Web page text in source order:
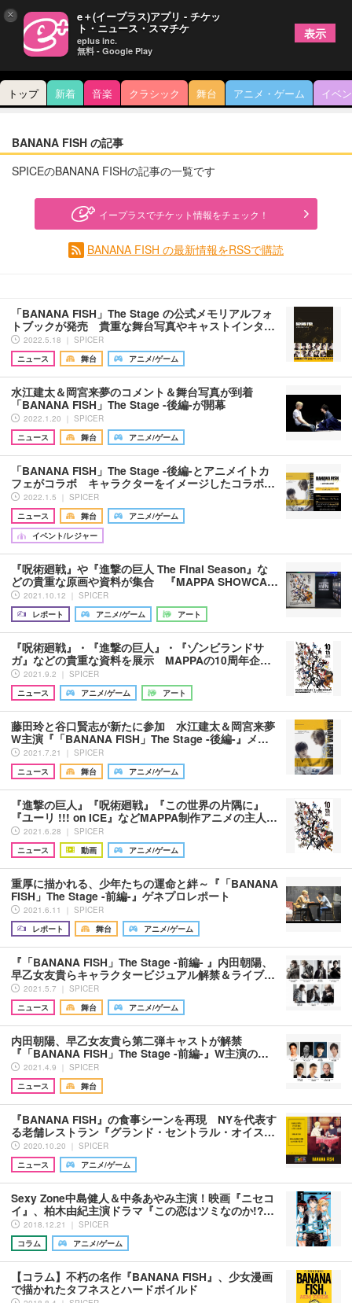
トップ 新着 音楽 クラシック 舞台 アニメ・ゲーム イベ
BANANA FISH の記事
SPICEのBANANA FISHの記事の一覧です
イープラスでチケット情報をチェック！
BANANA FISH の最新情報をRSSで購読
「BANANA FISH」The Stage の公式メモリアルフォ
トブックが発売 貴重な舞台写真やキャストインタ…
2022.5.18 ｜ SPICER
ニュース
舞台 アニメ/ゲーム
水江建太＆岡宮来夢のコメント＆舞台写真が到着
「BANANA FISH」The Stage -後編-が開幕
2022.1.20 ｜ SPICER
ニュース
舞台 アニメ/ゲーム
「BANANA FISH」The Stage -後編-とアニメイトカ
フェがコラボ キャラクターをイメージしたコラボ…
2022.1.5 ｜ SPICER
ニュース
舞台
アニメ/ゲーム
イベント/レジャー
『呪術廻戦』や『進撃の巨人 The Final Season』な
どの貴重な原画や資料が集合 『MAPPA SHOWCA…
2021.10.12 ｜ SPICER
レポート
アニメ/ゲーム アート
『呪術廻戦』・『進撃の巨人』・『ゾンビランドサ
ガ』などの貴重な資料を展示 MAPPAの10周年企…
2021.9.2 ｜ SPICER
ニュース
アニメ/ゲーム アート
藤田玲と谷口賢志が新たに参加 水江建太＆岡宮来夢
W主演『「BANANA FISH」The Stage -後編-』メ…
2021.7.21 ｜ SPICER
ニュース
舞台 アニメ/ゲーム
『進撃の巨人』『呪術廻戦』『この世界の片隅に』
『ユーリ !!! on ICE』などMAPPA制作アニメの主人…
2021.6.28 ｜ SPICER
ニュース
動画 アニメ/ゲーム
重厚に描かれる、少年たちの運命と絆～『「BANANA
FISH」The Stage -前編-』ゲネプロレポート
2021.6.11 ｜ SPICER
レポート
舞台 アニメ/ゲーム
『「BANANA FISH」The Stage -前編- 』内田朝陽、
早乙女友貴らキャラクタービジュアル解禁＆ライブ…
2021.5.7 ｜ SPICER
ニュース
舞台 アニメ/ゲーム
内田朝陽、早乙女友貴ら第二弾キャストが解禁
『「BANANA FISH」The Stage -前編-』W主演の…
2021.4.9 ｜ SPICER
ニュース
舞台
『BANANA FISH』の食事シーンを再現 NYを代表す
る老舗レストラン『グランド・セントラル・オイス…
2020.10.20 ｜ SPICER
ニュース
アニメ/ゲーム
Sexy Zone中島健人＆中条あやみ主演！映画『ニセコ
イ』、柏木由紀主演ドラマ『この恋はツミなのか!?…
2018.12.21 ｜ SPICER
コラム
アニメ/ゲーム
【コラム】不朽の名作『BANANA FISH』、少女漫画
で描かれたタフネスとハードボイルド
× e＋(イープラス)アプリ - チケッ
ト・ニュース・スマチケ
eplus inc.
無料 - Google Play
表示